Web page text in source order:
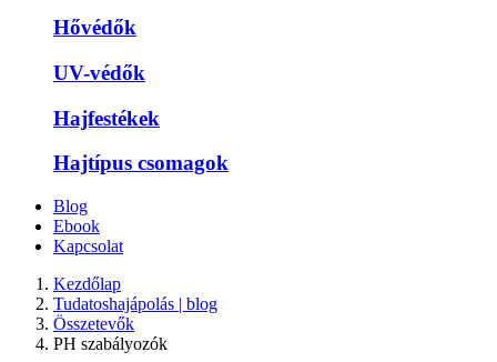
Hővédők
UV-védők
Hajfestékek
Hajtípus csomagok
Blog
Ebook
Kapcsolat
Kezdőlap
Tudatoshajápolás | blog
Összetevők
PH szabályozók